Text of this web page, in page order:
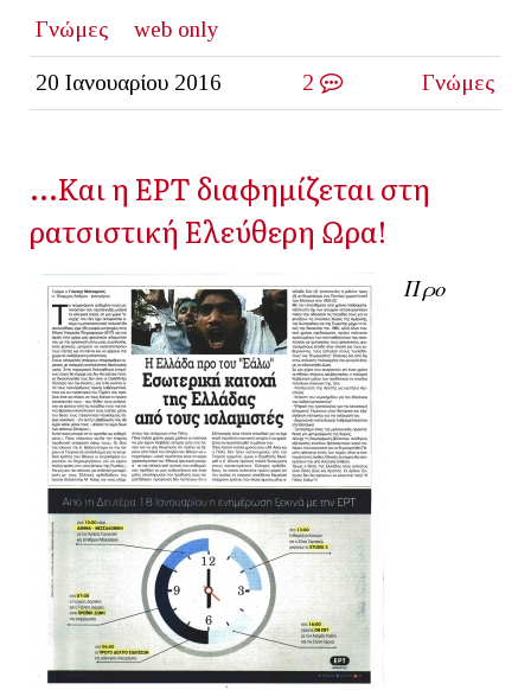
Γνώμες
web only
20 Ιανουαρίου 2016 2 Γνώμες
...Και η ΕΡΤ διαφημίζεται στη
ρατσιστική Ελεύθερη Ωρα!
Προ